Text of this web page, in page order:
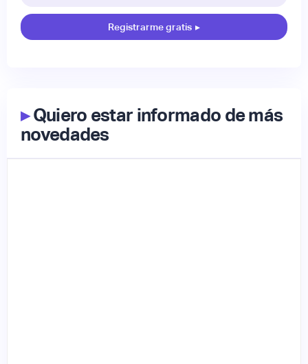
Registrarme gratis ▸
▸Quiero estar informado de más
novedades